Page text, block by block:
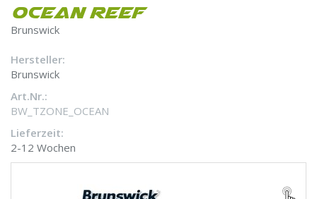
Ocean Reef
Brunswick
Hersteller:
Brunswick
Art.Nr.:
BW_TZONE_OCEAN
Lieferzeit:
2-12 Wochen